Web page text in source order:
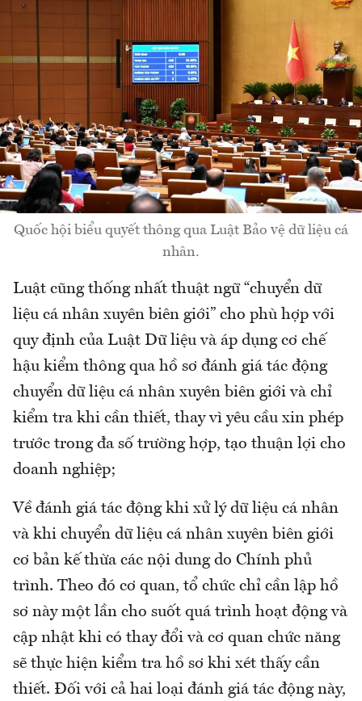
Quốc hội biểu quyết thông qua Luật Bảo vệ dữ liệu cá
nhân.
Luật cũng thống nhất thuật ngữ “chuyển dữ
liệu cá nhân xuyên biên giới” cho phù hợp với
quy định của Luật Dữ liệu và áp dụng cơ chế
hậu kiểm thông qua hồ sơ đánh giá tác động
chuyển dữ liệu cá nhân xuyên biên giới và chỉ
kiểm tra khi cần thiết, thay vì yêu cầu xin phép
trước trong đa số trường hợp, tạo thuận lợi cho
doanh nghiệp;
Về đánh giá tác động khi xử lý dữ liệu cá nhân
và khi chuyển dữ liệu cá nhân xuyên biên giới
cơ bản kế thừa các nội dung do Chính phủ
trình. Theo đó cơ quan, tổ chức chỉ cần lập hồ
sơ này một lần cho suốt quá trình hoạt động và
cập nhật khi có thay đổi và cơ quan chức năng
sẽ thực hiện kiểm tra hồ sơ khi xét thấy cần
thiết. Đối với cả hai loại đánh giá tác động này,